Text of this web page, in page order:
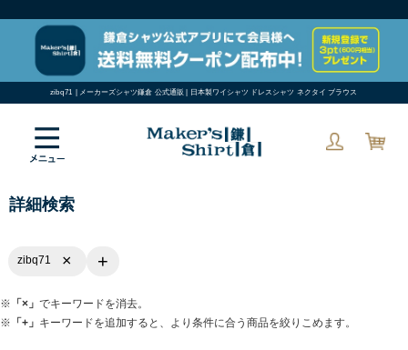
zibq71 | メーカーズシャツ鎌倉 公式通販 | 日本製ワイシャツ ドレスシャツ ネクタイ ブラウス
詳細検索
zibq71 × +
※ 「×」 でキーワードを消去。
※ 「+」 キーワードを追加すると、より条件に合う商品を絞りこめます。